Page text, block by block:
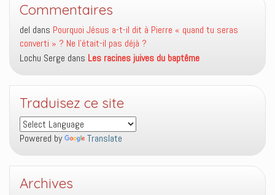
Commentaires
del dans Pourquoi Jésus a-t-il dit à Pierre « quand tu seras
converti » ? Ne l’était-il pas déjà ?
Lochu Serge dans Les racines juives du baptême
Traduisez ce site
Powered by Translate
Archives